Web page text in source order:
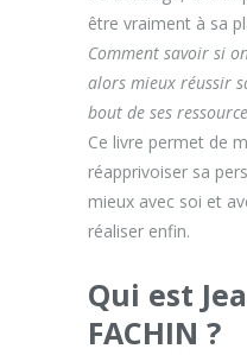
être vraiment à sa
Comment savoir si
alors mieux réussir
bout de ses
Ce livre permet de
réapprivoiser sa
mieux avec soi et
réaliser enfin.
Qui est
FACHIN ?